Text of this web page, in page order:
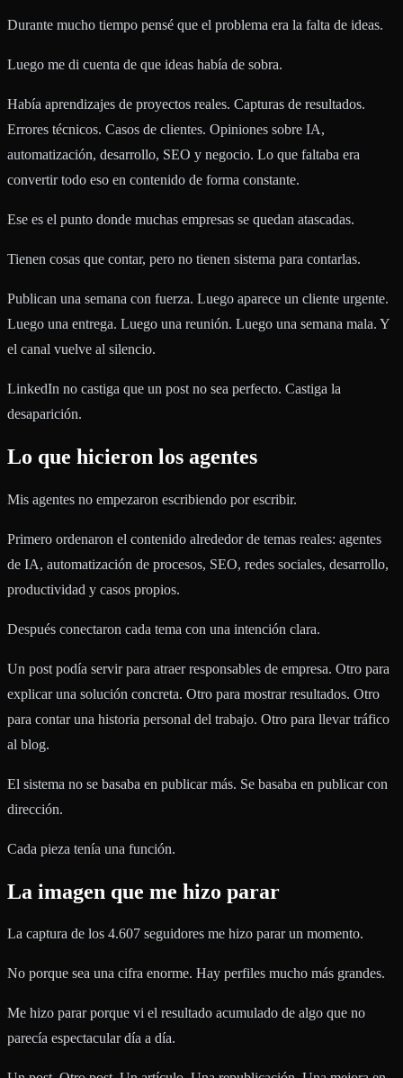
Durante mucho tiempo pensé que el problema era la falta de ideas.
Luego me di cuenta de que ideas había de sobra.
Había aprendizajes de proyectos reales. Capturas de resultados.
Errores técnicos. Casos de clientes. Opiniones sobre IA,
automatización, desarrollo, SEO y negocio. Lo que faltaba era
convertir todo eso en contenido de forma constante.
Ese es el punto donde muchas empresas se quedan atascadas.
Tienen cosas que contar, pero no tienen sistema para contarlas.
Publican una semana con fuerza. Luego aparece un cliente urgente.
Luego una entrega. Luego una reunión. Luego una semana mala. Y
el canal vuelve al silencio.
LinkedIn no castiga que un post no sea perfecto. Castiga la
desaparición.
Lo que hicieron los agentes
Mis agentes no empezaron escribiendo por escribir.
Primero ordenaron el contenido alrededor de temas reales: agentes
de IA, automatización de procesos, SEO, redes sociales, desarrollo,
productividad y casos propios.
Después conectaron cada tema con una intención clara.
Un post podía servir para atraer responsables de empresa. Otro para
explicar una solución concreta. Otro para mostrar resultados. Otro
para contar una historia personal del trabajo. Otro para llevar tráfico
al blog.
El sistema no se basaba en publicar más. Se basaba en publicar con
dirección.
Cada pieza tenía una función.
La imagen que me hizo parar
La captura de los 4.607 seguidores me hizo parar un momento.
No porque sea una cifra enorme. Hay perfiles mucho más grandes.
Me hizo parar porque vi el resultado acumulado de algo que no
parecía espectacular día a día.